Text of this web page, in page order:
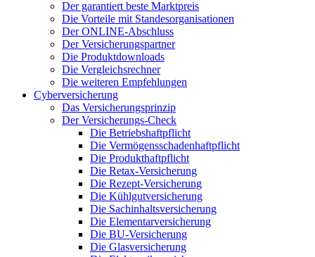
Der garantiert beste Marktpreis
Die Vorteile mit Standesorganisationen
Der ONLINE-Abschluss
Der Versicherungspartner
Die Produktdownloads
Die Vergleichsrechner
Die weiteren Empfehlungen
Cyberversicherung
Das Versicherungsprinzip
Der Versicherungs-Check
Die Betriebshaftpflicht
Die Vermögensschadenhaftpflicht
Die Produkthaftpflicht
Die Retax-Versicherung
Die Rezept-Versicherung
Die Kühlgutversicherung
Die Sachinhaltsversicherung
Die Elementarversicherung
Die BU-Versicherung
Die Glasversicherung